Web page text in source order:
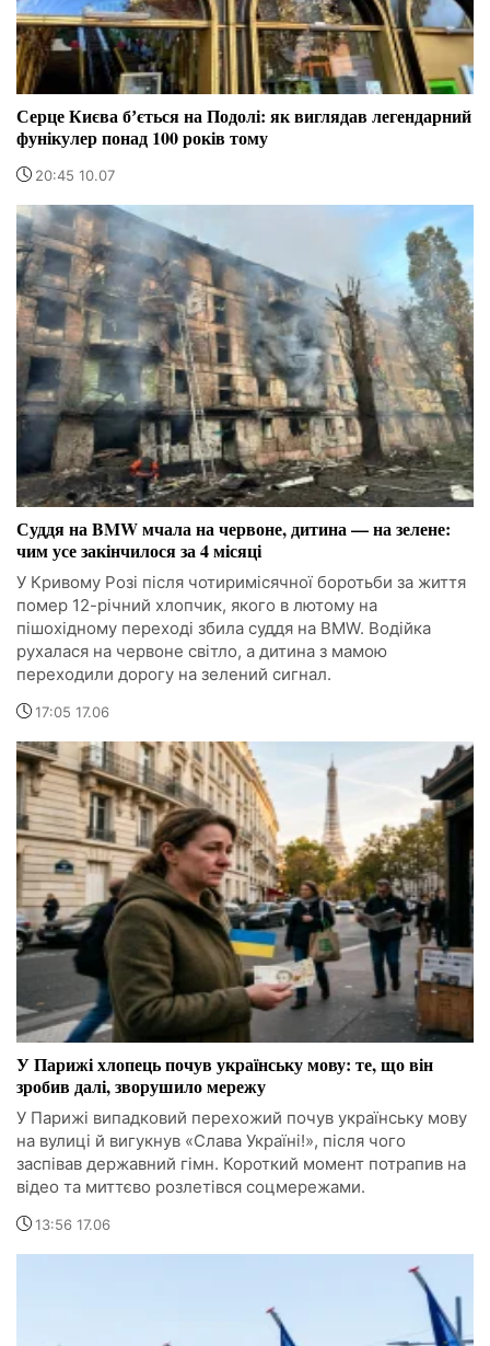
Серце Києва бʼється на Подолі: як виглядав легендарний
фунікулер понад 100 років тому
20:45 10.07
Суддя на BMW мчала на червоне, дитина — на зелене:
чим усе закінчилося за 4 місяці
У Кривому Розі після чотиримісячної боротьби за життя
помер 12-річний хлопчик, якого в лютому на
пішохідному переході збила суддя на BMW. Водійка
рухалася на червоне світло, а дитина з мамою
переходили дорогу на зелений сигнал.
17:05 17.06
У Парижі хлопець почув українську мову: те, що він
зробив далі, зворушило мережу
У Парижі випадковий перехожий почув українську мову
на вулиці й вигукнув «Слава Україні!», після чого
заспівав державний гімн. Короткий момент потрапив на
відео та миттєво розлетівся соцмережами.
13:56 17.06